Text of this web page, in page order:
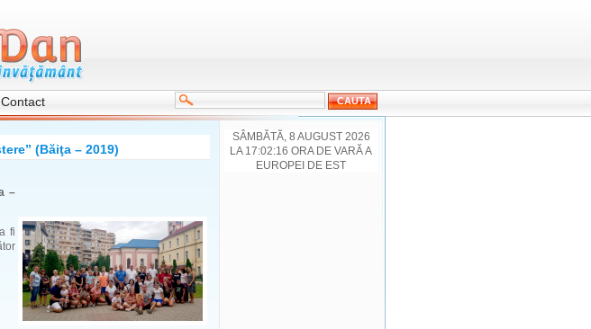
Contact
(Băiţa – 2019)
–
fi
SÂMBĂTĂ, 8 AUGUST 2026
LA 17:02:16 ORA DE VARĂ A
EUROPEI DE EST